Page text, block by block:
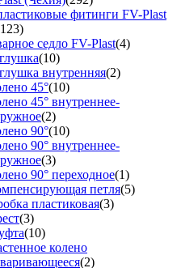
фитинги FV-Plast
седло FV-Plast(4)
(10)
внутренняя(2)
45°(10)
45° внутреннее-
(2)
90°(10)
90° внутреннее-
(3)
90° переходное(1)
петля(5)
пластиковая(3)
(3)
(10)
колено
(2)